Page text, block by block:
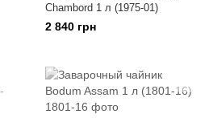
Chambord 1 л (1975-01)
2 840 грн